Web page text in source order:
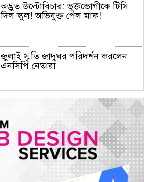
অদ্ভুত উল্টোবিচার: ভূক্তভোগীকে টিসি
দিল স্কুল! অভিযুক্ত পেল মাফ!
জুলাই স্মৃতি জাদুঘর পরিদর্শন করলেন
এনসিপি নেতারা
সৌদি আরব, তুরস্ক ও পাকিস্তানের মক্কা
চুক্তি স্বাক্ষর, কাগুজে চুক্তি সৌদিকে
নিরাপত্তা দেবে না- ইরান
হরমুজ সংকট: বিশ্ববাজারে আরও বাড়ল